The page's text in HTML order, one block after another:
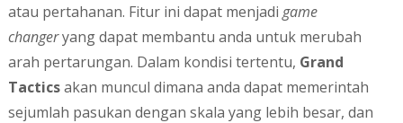
atau pertahanan. Fitur ini dapat menjadi game
changeryang dapat membantu anda untuk merubah
arah pertarungan. Dalam kondisi tertentu, Grand
Tacticsakan muncul dimana anda dapat memerintah
sejumlah pasukan dengan skala yang lebih besar, dan